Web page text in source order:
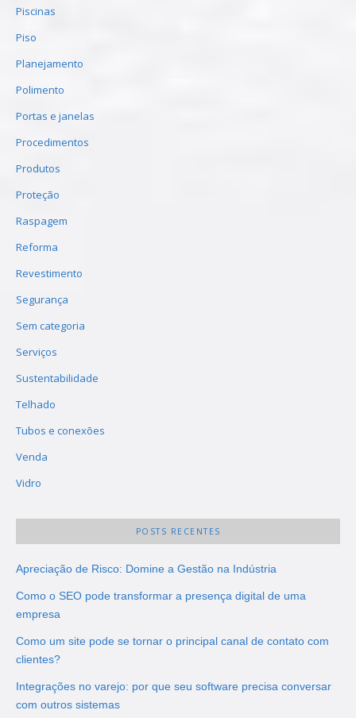
Piscinas
Piso
Planejamento
Polimento
Portas e janelas
Procedimentos
Produtos
Proteção
Raspagem
Reforma
Revestimento
Segurança
Sem categoria
Serviços
Sustentabilidade
Telhado
Tubos e conexões
Venda
Vidro
POSTS RECENTES
Apreciação de Risco: Domine a Gestão na Indústria
Como o SEO pode transformar a presença digital de uma
empresa
Como um site pode se tornar o principal canal de contato com
clientes?
Integrações no varejo: por que seu software precisa conversar
com outros sistemas